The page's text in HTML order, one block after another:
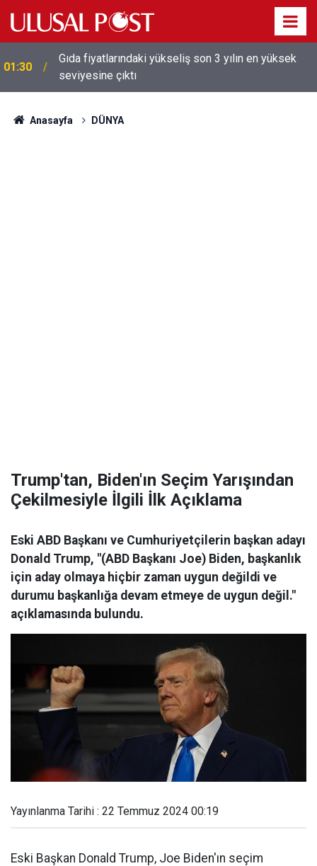
01:26
Galatasaray'dan sekiz kişi hakkında savcılığa suç
duyurusu
Anasayfa DÜNYA
Trump'tan, Biden'ın Seçim Yarışından
Çekilmesiyle İlgili İlk Açıklama
Eski ABD Başkanı ve Cumhuriyetçilerin başkan adayı
Donald Trump, "(ABD Başkanı Joe) Biden, başkanlık
için aday olmaya hiçbir zaman uygun değildi ve
durumu başkanlığa devam etmeye de uygun değil."
açıklamasında bulundu.
Yayınlanma Tarihi : 22 Temmuz 2024 00:19
Eski Başkan Donald Trump, Joe Biden'ın seçim